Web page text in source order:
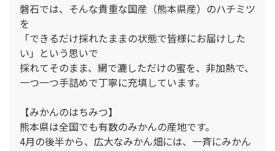
磐石では、そんな貴重な国産（熊本県産）のハチミツ
を
「できるだけ採れたままの状態で皆様にお届けした
い」という思いで
採れてそのまま、網で漉しただけの蜜を、非加熱で、
一つ一つ手詰めで丁寧に充填しています。
【みかんのはちみつ】
熊本県は全国でも有数のみかんの産地です。
4月の後半から、広大なみかん畑には、一斉にみかん